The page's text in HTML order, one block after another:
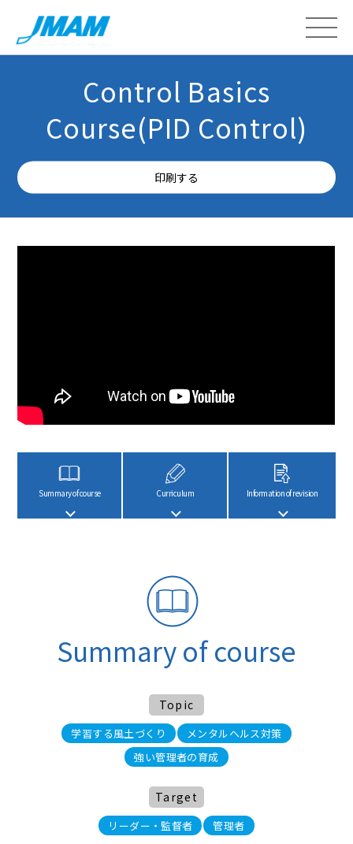
Control Basics
Course(PID Control)
印刷する
Summary of course Curriculum Information of revision
Summary of course
Topic
学習する風土づくり
メンタルヘルス対策
強い管理者の育成
Target
リーダー・監督者 管理者